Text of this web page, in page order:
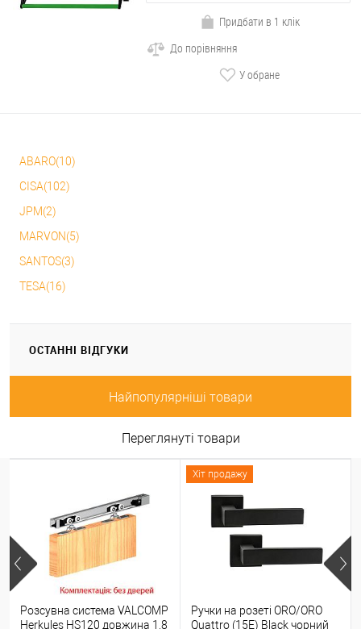
Придбати в 1 клік
До порівняння
У обране
ABARO(10)
CISA(102)
JPM(2)
MARVON(5)
SANTOS(3)
TESA(16)
ОСТАННІ ВІДГУКИ
Найпопулярніші товари
Переглянуті товари
Розсувна система VALCOMP
Herkules HS120 довжина 1,8
Хіт продажу
Ручки на розеті ORO/ORO
Quattro (15E) Black чорний